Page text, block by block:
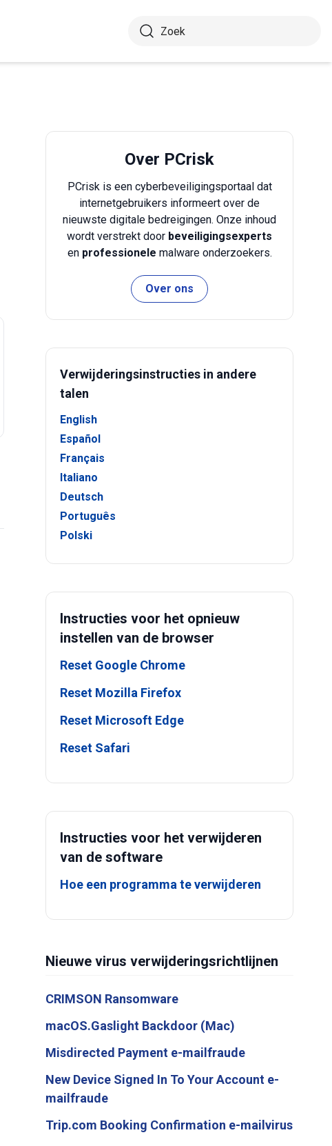
Over PCrisk
PCrisk is een cyberbeveiligingsportaal dat
internetgebruikers informeert over de
nieuwste digitale bedreigingen. Onze inhoud
wordt verstrekt door beveiligingsexperts
en professionele malware onderzoekers.
Over ons
Verwijderingsinstructies in andere
talen
English
Español
Français
Italiano
Deutsch
Português
Polski
Instructies voor het opnieuw
instellen van de browser
Reset Google Chrome
Reset Mozilla Firefox
Reset Microsoft Edge
Reset Safari
Instructies voor het verwijderen
van de software
Hoe een programma te verwijderen
Nieuwe virus verwijderingsrichtlijnen
CRIMSON Ransomware
macOS.Gaslight Backdoor (Mac)
Misdirected Payment e-mailfraude
New Device Signed In To Your Account e-
mailfraude
Trip.com Booking Confirmation e-mailvirus